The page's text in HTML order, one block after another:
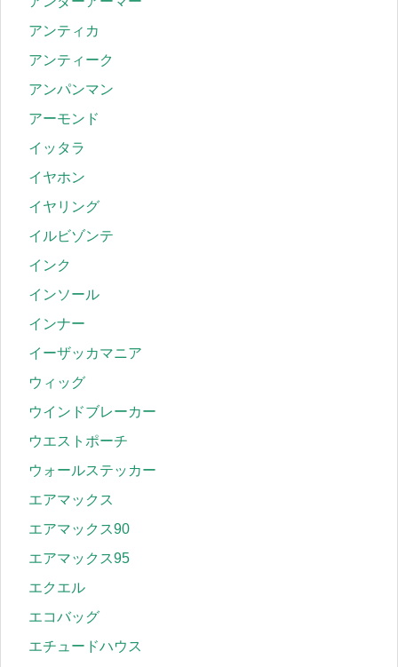
アンティカ
アンティーク
アンパンマン
アーモンド
イッタラ
イヤホン
イヤリング
イルビゾンテ
インク
インソール
インナー
イーザッカマニア
ウィッグ
ウインドブレーカー
ウエストポーチ
ウォールステッカー
エアマックス
エアマックス90
エアマックス95
エクエル
エコバッグ
エチュードハウス